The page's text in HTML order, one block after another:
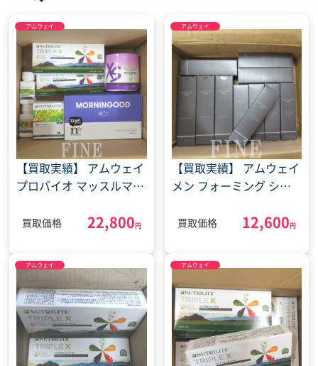
アムウェイ
【買取実績】 アムウェイ
プロバイオ マッスルマル
リー サプリ(2023年2月9
買取価格 22,800円
アムウェイ
【買取実績】 アムウェイ
メン フォーミング シェ
フェイス ウォッシュ
買取価格 12,600円
アムウェイ アムウェイ